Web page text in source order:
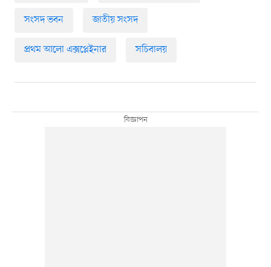
সংসদ ভবন জাতীয় সংসদ
প্রথম আলো এক্সপ্লেইনার সচিবালয়